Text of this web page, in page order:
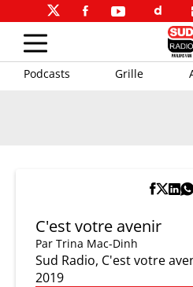
Podcasts Grille
C'est votre avenir
Par Trina Mac-Dinh
Sud Radio, C'est votre
2019